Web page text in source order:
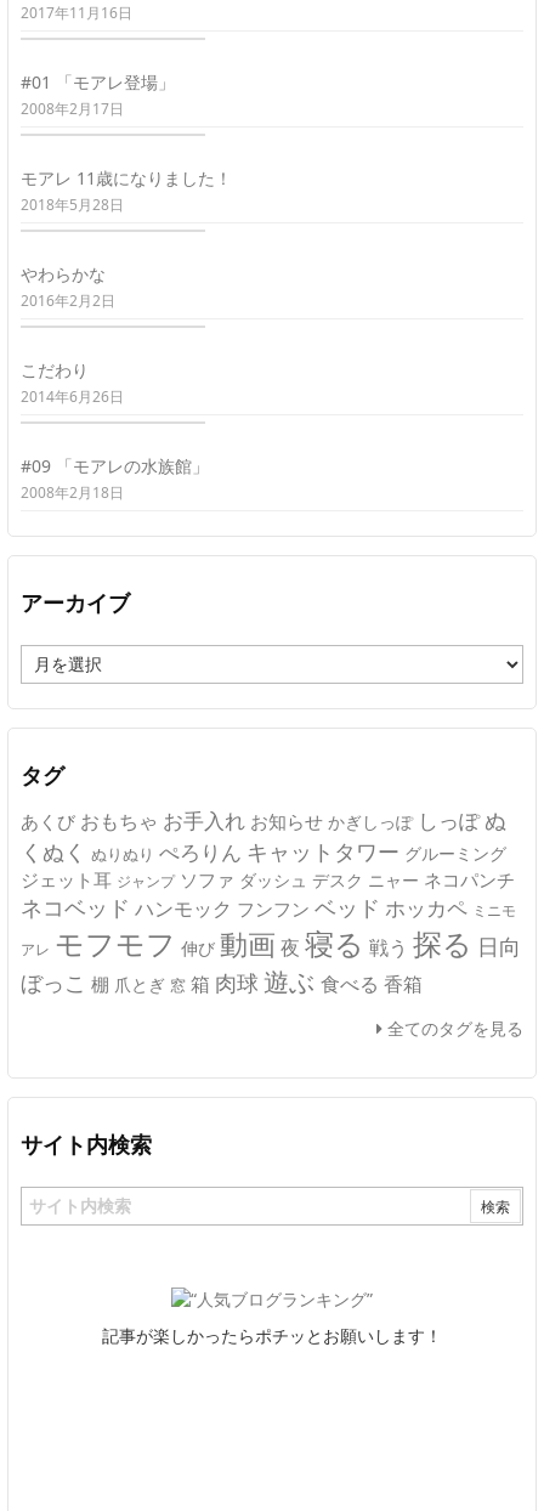
2017年11月16日
#01 「モアレ登場」
2008年2月17日
モアレ 11歳になりました！
2018年5月28日
やわらかな
2016年2月2日
こだわり
2014年6月26日
#09 「モアレの水族館」
2008年2月18日
アーカイブ
ー
カ
イ
タグ
あくび おもちゃ お手入れ お知らせ かぎしっぽ しっぽ ぬ
くぬく ぬりぬり ぺろりん キャットタワー グルーミング
ジェット耳 ジャンプ ソファ ダッシュ デスク ニャー ネコパンチ
ネコベッド ハンモック フンフン ベッド ホッカペ ミニモ
アレ モフモフ 伸び 動画 夜 寝る 戦う 探る 日向
ぼっこ 棚 爪とぎ 窓 箱 肉球 遊ぶ 食べる 香箱
全てのタグを見る
サイト内検索
記事が楽しかったらポチッとお願いします！